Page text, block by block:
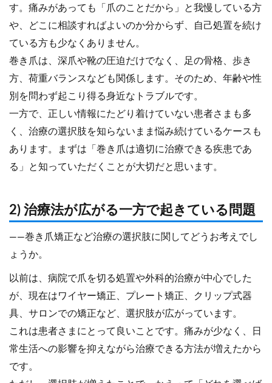
す。痛みがあっても「爪のことだから」と我慢している方
や、どこに相談すればよいのか分からず、自己処置を続け
ている方も少なくありません。
巻き爪は、深爪や靴の圧迫だけでなく、足の骨格、歩き
方、荷重バランスなども関係します。そのため、年齢や性
別を問わず起こり得る身近なトラブルです。
一方で、正しい情報にたどり着けていない患者さまも多
く、治療の選択肢を知らないまま悩み続けているケースも
あります。まずは「巻き爪は適切に治療できる疾患であ
る」と知っていただくことが大切だと思います。
2) 治療法が広がる一方で起きている問題
――巻き爪矯正など治療の選択肢に関してどうお考えでし
ょうか。
以前は、病院で爪を切る処置や外科的治療が中心でした
が、現在はワイヤー矯正、プレート矯正、クリップ式器
具、サロンでの矯正など、選択肢が広がっています。
これは患者さまにとって良いことです。痛みが少なく、日
常生活への影響を抑えながら治療できる方法が増えたから
です。